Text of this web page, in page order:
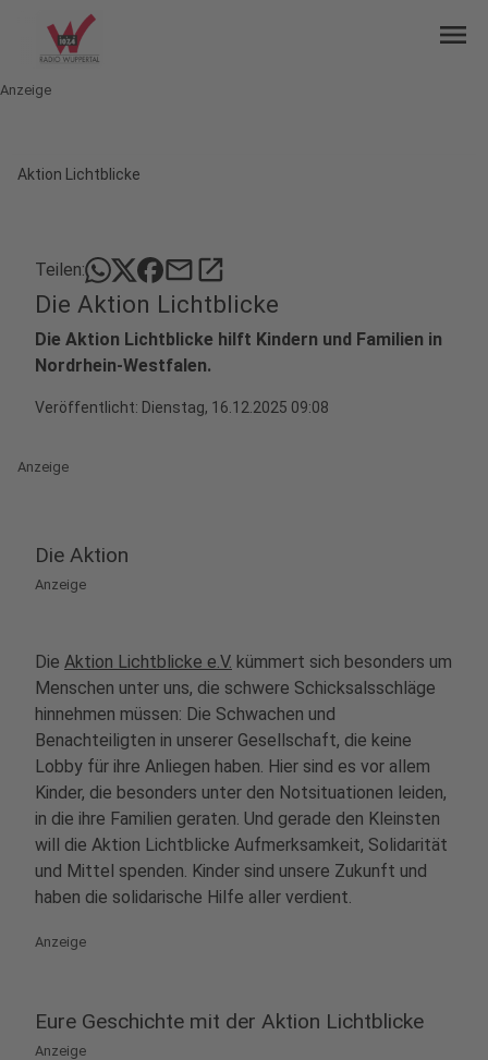
menu
Anzeige
Aktion Lichtblicke
Teilen: mailopen_in_new
Die Aktion Lichtblicke
Die Aktion Lichtblicke hilft Kindern und Familien in
Nordrhein-Westfalen.
Veröffentlicht: Dienstag, 16.12.2025 09:08
Anzeige
Die Aktion
Anzeige
Die Aktion Lichtblicke e.V. kümmert sich besonders um
Menschen unter uns, die schwere Schicksalsschläge
hinnehmen müssen: Die Schwachen und
Benachteiligten in unserer Gesellschaft, die keine
Lobby für ihre Anliegen haben. Hier sind es vor allem
Kinder, die besonders unter den Notsituationen leiden,
in die ihre Familien geraten. Und gerade den Kleinsten
will die Aktion Lichtblicke Aufmerksamkeit, Solidarität
und Mittel spenden. Kinder sind unsere Zukunft und
haben die solidarische Hilfe aller verdient.
Anzeige
Eure Geschichte mit der Aktion Lichtblicke
Anzeige